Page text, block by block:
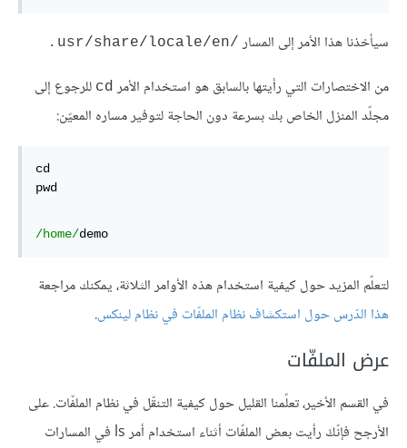
سيأخذنا هذا الأمر إلى المسار /usr/share/locale/en
.
من الاختصارات التي رأيتها بالسابق هو استخدام الأمر cd للرجوع إلى
مجلّد المنزل الخاص بك بسرعة دون الحاجة لتوفير مساره المعيّن:
cd
pwd
/home/demo
لتعلّم المزيد حول كيفية استخدام هذه الأوامر الثلاثة، يمكنك مراجعة
هذا الدّرس حول استكشاف نظام الملفّات في نظام لينكس.
عرض الملفّات
في القسم الأخير، تعلّمنا القليل حول كيفية التنقّل في نظام الملفّات. على
الأرجح فإنّكَ رأيت بعض الملفّات أثناء استخدام أمر ls في المسارات